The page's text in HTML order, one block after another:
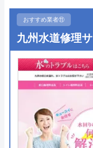
運営会社 株
代表者 元村
大阪
対応エリア 全国
水道修理ルー
4.8
●受付時間
●定休日 年
●出張見積もり 出
●支払い方法
現
ド
●累計実績 施
●保証・保険
修
無
おすすめ業者⑪
九州水道修理